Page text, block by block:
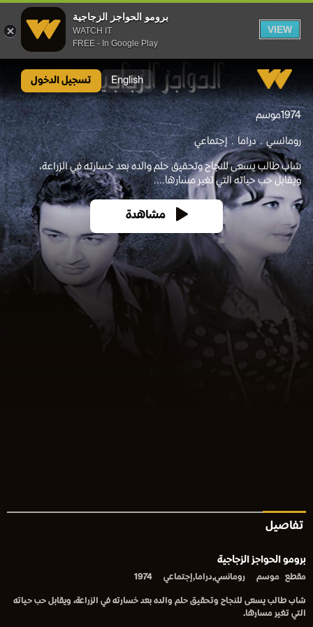
برومو الحواجز الزجاجية
WATCH IT
FREE - In Google Play
VIEW
English تسجيل الدخول
1974موسم
رومانسي دراما إجتماعي
شاب طالب يسعى للنجاح وتحقيق حلم والده بعد خسارته في الزراعة،
ويقابل حب حياته التي تغير مسارها....
مشاهدة
تفاصيل
برومو الحواجز الزجاجية
مقطع موسم رومانسي,دراما,إجتماعي 1974
شاب طالب يسعى للنجاح وتحقيق حلم والده بعد خسارته في الزراعة، ويقابل حب حياته
التي تغير مسارها.